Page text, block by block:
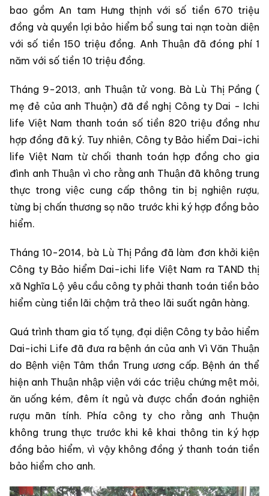
bao gồm An tam Hưng thịnh với số tiền 670 triệu
đồng và quyền lợi bảo hiểm bổ sung tai nạn toàn diện
với số tiền 150 triệu đồng. Anh Thuận đã đóng phí 1
năm với số tiền 10 triệu đồng.
Tháng 9-2013, anh Thuận tử vong. Bà Lù Thị Pầng (
mẹ đẻ của anh Thuận) đã đề nghị Công ty Dai - Ichi
life Việt Nam thanh toán số tiền 820 triệu đồng như
hợp đồng đã ký. Tuy nhiên, Công ty Bảo hiểm Dai-ichi
life Việt Nam từ chối thanh toán hợp đồng cho gia
đình anh Thuận vì cho rằng anh Thuận đã không trung
thực trong việc cung cấp thông tin bị nghiện rượu,
từng bị chấn thương sọ não trước khi ký hợp đồng bảo
hiểm.
Tháng 10-2014, bà Lù Thị Pầng đã làm đơn khởi kiện
Công ty Bảo hiểm Dai-ichi life Việt Nam ra TAND thị
xã Nghĩa Lộ yêu cầu công ty phải thanh toán tiền bảo
hiểm cùng tiền lãi chậm trả theo lãi suất ngân hàng.
Quá trình tham gia tố tụng, đại diện Công ty bảo hiểm
Dai-ichi Life đã đưa ra bệnh án của anh Vì Văn Thuận
do Bệnh viện Tâm thần Trung ương cấp. Bệnh án thể
hiện anh Thuận nhập viện với các triệu chứng mệt mỏi,
ăn uống kém, đêm ít ngủ và được chẩn đoán nghiện
rượu mãn tính. Phía công ty cho rằng anh Thuận
không trung thực trước khi kê khai thông tin ký hợp
đồng bảo hiểm, vì vậy không đồng ý thanh toán tiền
bảo hiểm cho anh.